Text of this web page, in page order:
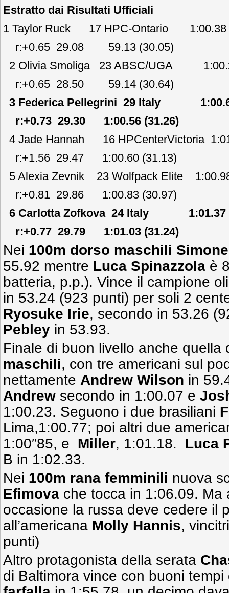
Estratto dai Risultati Ufficiali
1 Taylor Ruck 17 HPC-Ontario
r:+0.65 29.08 59.13 (30.05)
2 Olivia Smoliga 23 ABSC/UGA
r:+0.65 28.50 59.14 (30.64)
3 Federica Pellegrini 29 Italy
r:+0.73 29.30 1:00.56 (31.26)
4 Jade Hannah 16 HPCenterVictoria
r:+1.56 29.47 1:00.60 (31.13)
5 Alexia Zevnik 23 Wolfpack Elite
r:+0.81 29.86 1:00.83 (30.97)
6 Carlotta Zofkova 24 Italy
r:+0.77 29.79 1:01.03 (31.24)
Nei 100m dorso maschili
55.92 mentre Luca Spinazzola è
batteria, p.p.). Vince il campione
in 53.24 (923 punti) per soli 2
Ryosuke Irie, secondo in 53.26
Pebley in 53.93.
Finale di buon livello anche quella
maschili, con tre americani sul
nettamente Andrew Wilson in
Andrew secondo in 1:00.07 e
1:00.23. Seguono i due brasiliani
Lima,1:00.77; poi altri due
1:00″85, e Miller, 1:01.18. Luca
B in 1:02.33.
Nei 100m rana femminili nuova
Efimova che tocca in 1:06.09. Ma
occasione la russa deve cedere il
all’americana Molly Hannis,
punti)
Altro protagonista della serata
di Baltimora vince con buoni